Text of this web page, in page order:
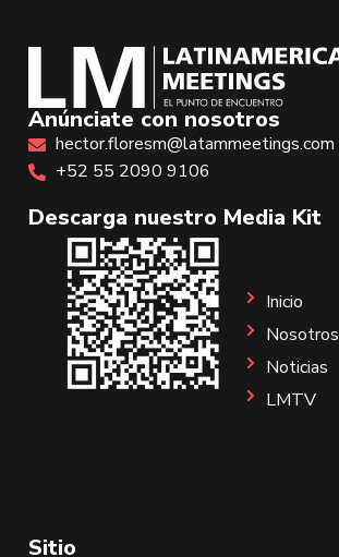
Anúnciate con nosotros
hector.floresm@latammeetings.com
+52 55 2090 9106
Descarga nuestro Media Kit
Sitio
Inicio
Nosotros
Noticias
LMTV